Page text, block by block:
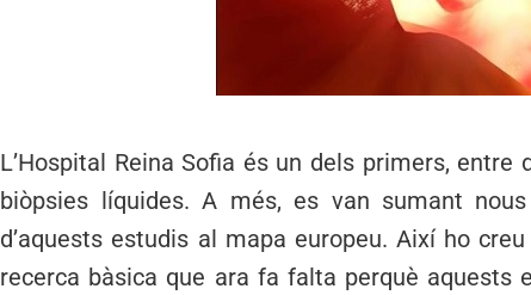
L’Hospital Reina Sofia és un dels primers,
biòpsies líquides. A més, es van sumant
d’aquests estudis al mapa europeu. Així ho
recerca bàsica que ara fa falta perquè aquests